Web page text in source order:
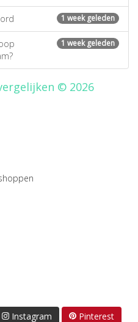
1 week geleden
1 week geleden
© 2026
Instagram Pinterest